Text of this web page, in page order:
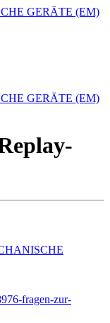
GERÄTE (EM)
GERÄTE (EM)
fragen-zur-